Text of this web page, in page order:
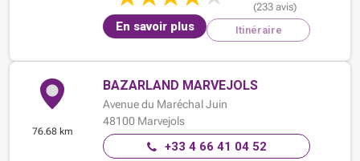
(233 avis)
En savoir plus Itinéraire
76.68 km
BAZARLAND MARVEJOLS
Avenue du Maréchal Juin
48100 Marvejols
+33 4 66 41 04 52